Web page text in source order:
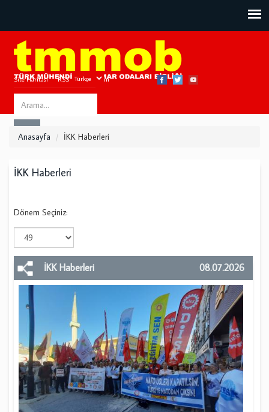
Site Haritası RSS Bize Ulaşın
Search
this
Anasayfa İKK Haberleri
İKK Haberleri
Dönem Seçiniz:
İKK Haberleri 08.07.2026